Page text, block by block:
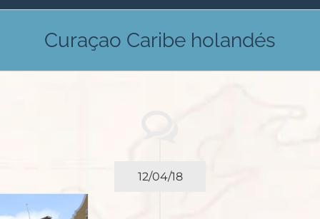
Curaçao Caribe holandés
12/04/18